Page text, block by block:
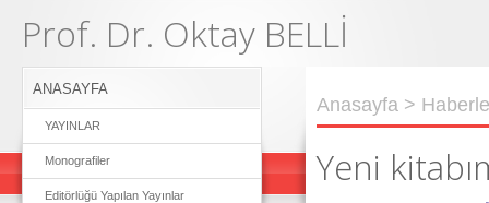
Prof. Dr. Oktay BELLİ
ANASAYFA
YAYINLAR
Monografiler
Editörlüğü Yapılan Yayınlar
Anasayfa >
Yeni